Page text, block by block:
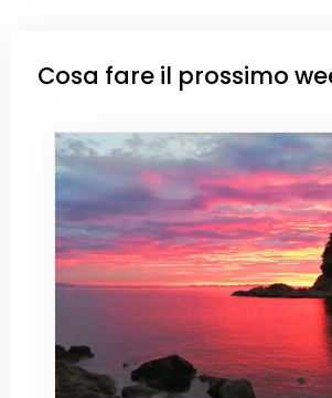
Cosa fare il prossimo